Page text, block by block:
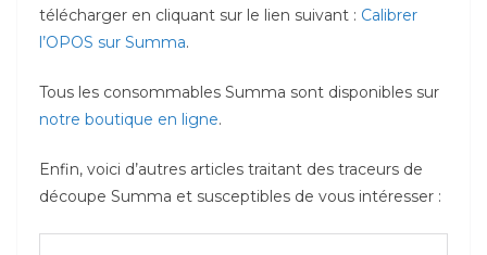
télécharger en cliquant sur le lien suivant : Calibrer
l’OPOS sur Summa.
Tous les consommables Summa sont disponibles sur
notre boutique en ligne.
Enfin, voici d’autres articles traitant des traceurs de
découpe Summa et susceptibles de vous intéresser :